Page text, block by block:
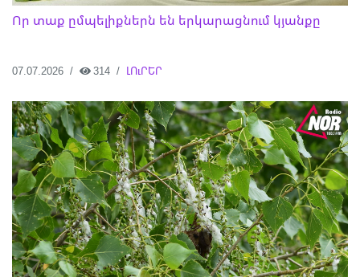
Որ տաք ըմպելիքներն են երկարացնում կյանքը
07.07.2026 314 ԼՈւՐԵՐ